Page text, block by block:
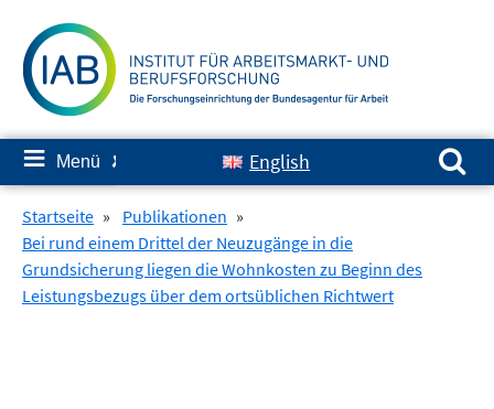
zum
Inhalt
≡ Menü ✘ English
Suchen nach:
Startseite » Publikationen »
Bei rund einem Drittel der Neuzugänge in die
Grundsicherung liegen die Wohnkosten zu Beginn des
Leistungsbezugs über dem ortsüblichen Richtwert